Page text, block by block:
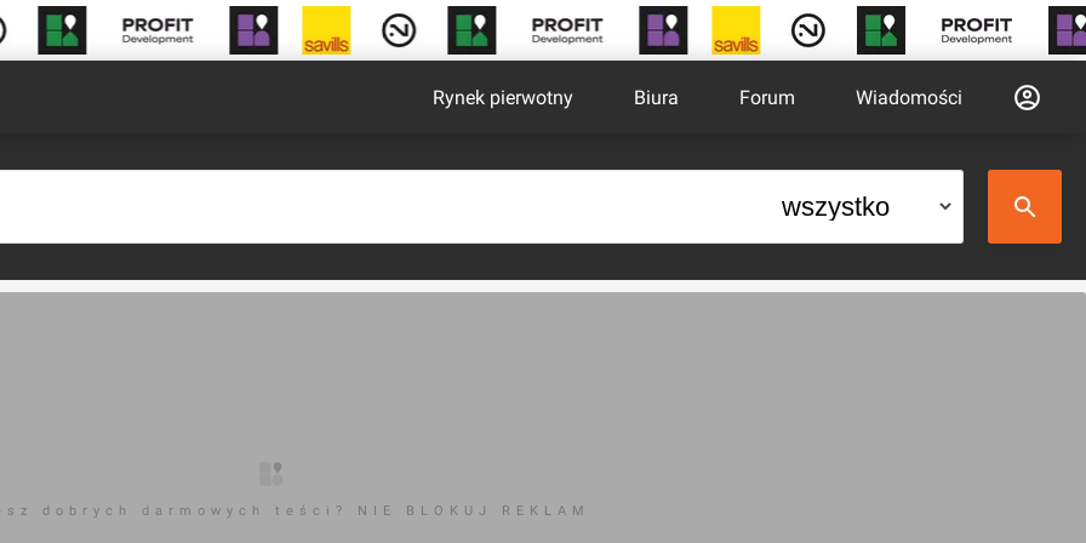
Rynek pierwotny Biura Forum Wiadomości
dobrych darmowych teści? NIE BLOKUJ REKLAM